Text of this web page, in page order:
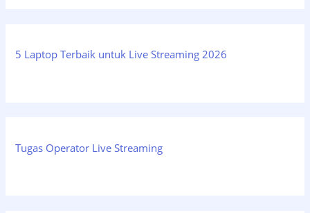
5 Laptop Terbaik untuk Live Streaming 2026
Tugas Operator Live Streaming